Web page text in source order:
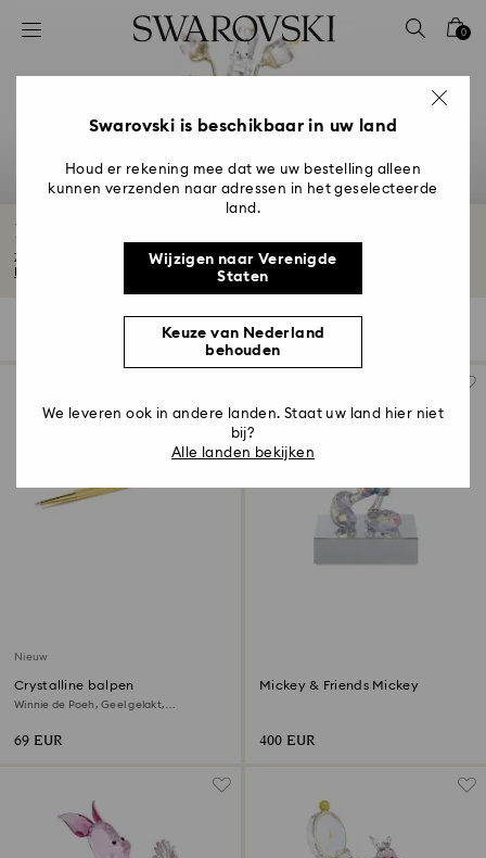
Lijst met toegangscodes
2 - Voettekst
4 - Zoekresultaten
0
Disney figuren en Disney cadeaus
Zie je favoriete Disney figuren tot leven komen in onze schitterende Disney...
Filter
Filter
Nieuw
Crystalline balpen
Winnie de Poeh, Geel gelakt,
69 EUR
Mickey & Friends Mickey
400 EUR
Swarovski is beschikbaar in uw land
Houd er rekening mee dat we uw bestelling alleen
kunnen verzenden naar adressen in het geselecteerde
land.
Wijzigen naar Verenigde
Staten
Keuze van Nederland
behouden
We leveren ook in andere landen. Staat uw land hier niet
bij?
Alle landen bekijken